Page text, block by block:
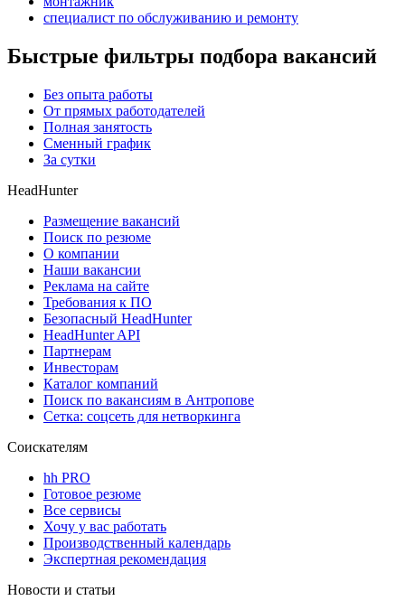
специалист по обслуживанию и ремонту
Быстрые фильтры подбора вакансий
Без опыта работы
От прямых работодателей
Полная занятость
Сменный график
За сутки
HeadHunter
Размещение вакансий
Поиск по резюме
О компании
Наши вакансии
Реклама на сайте
Требования к ПО
Безопасный HeadHunter
HeadHunter API
Партнерам
Инвесторам
Каталог компаний
Поиск по вакансиям в Антропове
Сетка: соцсеть для нетворкинга
Соискателям
hh PRO
Готовое резюме
Все сервисы
Хочу у вас работать
Производственный календарь
Экспертная рекомендация
Новости и статьи